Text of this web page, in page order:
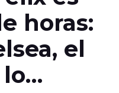
horas:
el
lo…